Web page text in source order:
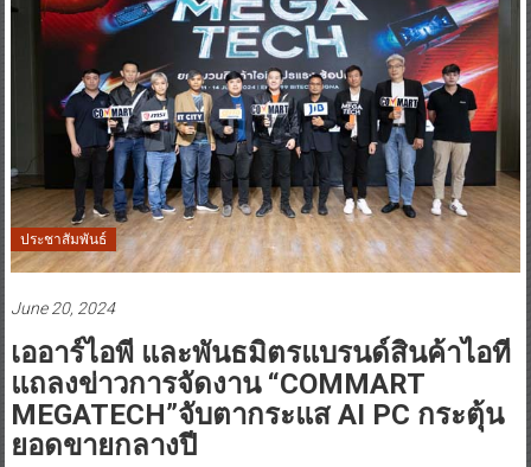
ประชาสัมพันธ์
June 20, 2024
เออาร์ไอพี และพันธมิตรแบรนด์สินค้าไอที
แถลงข่าวการจัดงาน “COMMART
MEGATECH”จับตากระแส AI PC กระตุ้น
ยอดขายกลางปี